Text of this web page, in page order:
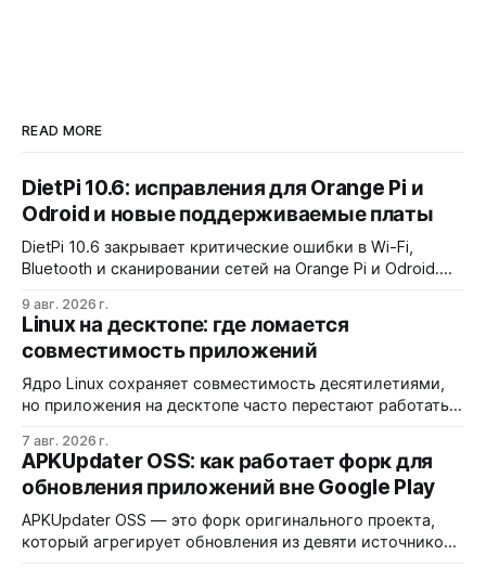
READ MORE
DietPi 10.6: исправления для Orange Pi и
Odroid и новые поддерживаемые платы
DietPi 10.6 закрывает критические ошибки в Wi-Fi,
Bluetooth и сканировании сетей на Orange Pi и Odroid.
M1/M1S/M2, но для Allwinner A733 используется
вендорская ветка ядра.
9 авг. 2026 г.
Linux на десктопе: где ломается
совместимость приложений
Ядро Linux сохраняет совместимость десятилетиями,
но приложения на десктопе часто перестают работать
Разработчики обвиняют GNOME и дистрибутивы в
создании искусственных барьеров, а пользователи
платят за это нестабильностью.
7 авг. 2026 г.
APKUpdater OSS: как работает форк для
обновления приложений вне Google Play
APKUpdater OSS — это форк оригинального проекта,
который агрегирует обновления из девяти источников,